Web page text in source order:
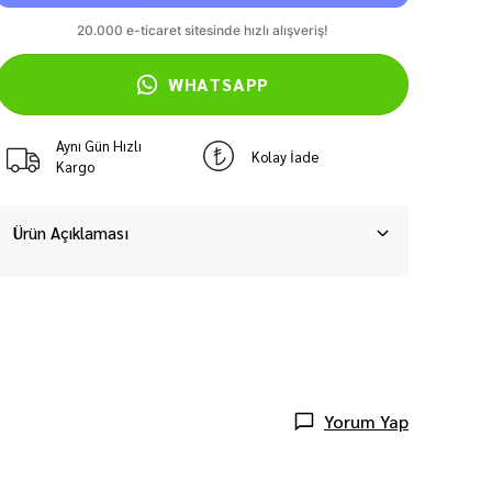
WHATSAPP
Aynı Gün Hızlı
Kargo
Kolay İade
Ürün Açıklaması
Yorum Yap